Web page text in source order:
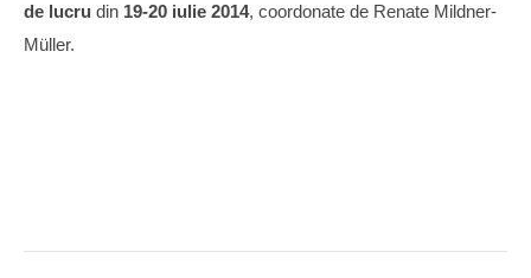
de lucru din 19-20 iulie 2014, coordonate de Renate Mildner-
Müller.